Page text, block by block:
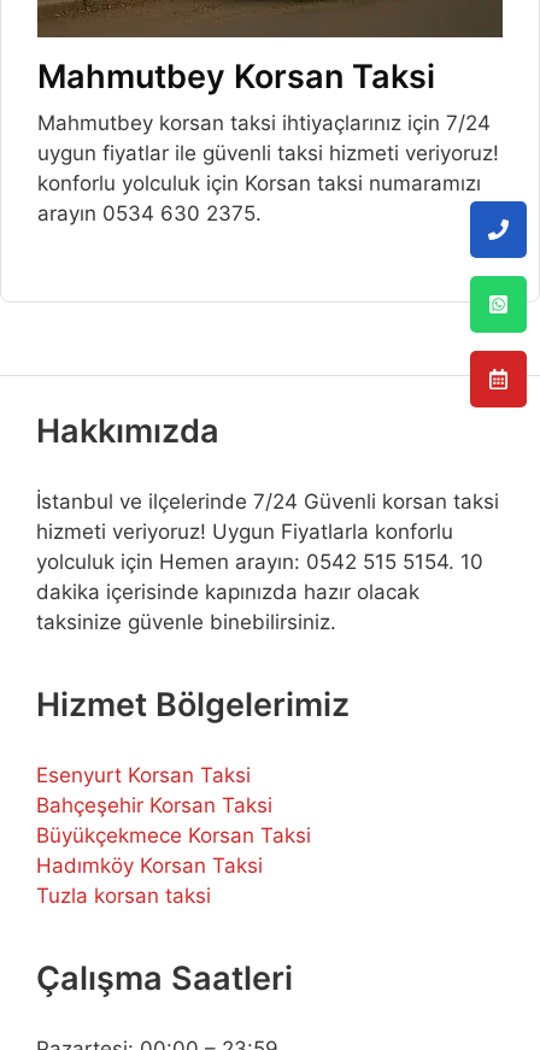
Mahmutbey Korsan Taksi
Mahmutbey korsan taksi ihtiyaçlarınız için 7/24
uygun fiyatlar ile güvenli taksi hizmeti veriyoruz!
konforlu yolculuk için Korsan taksi numaramızı
arayın 0534 630 2375.
Hakkımızda
İstanbul ve ilçelerinde 7/24 Güvenli korsan taksi
hizmeti veriyoruz! Uygun Fiyatlarla konforlu
yolculuk için Hemen arayın: 0542 515 5154. 10
dakika içerisinde kapınızda hazır olacak
taksinize güvenle binebilirsiniz.
Hizmet Bölgelerimiz
Esenyurt Korsan Taksi
Bahçeşehir Korsan Taksi
Büyükçekmece Korsan Taksi
Hadımköy Korsan Taksi
Tuzla korsan taksi
Çalışma Saatleri